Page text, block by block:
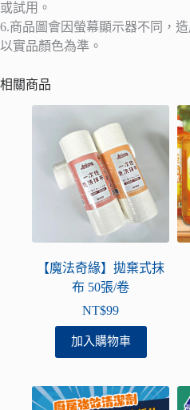
或試用。
6.商品圖會因螢幕顯示器不同，
以實品顏色為準。
相關商品
【魔法奇緣】拋棄式抹
布 50張/卷
NT$99
加入購物車